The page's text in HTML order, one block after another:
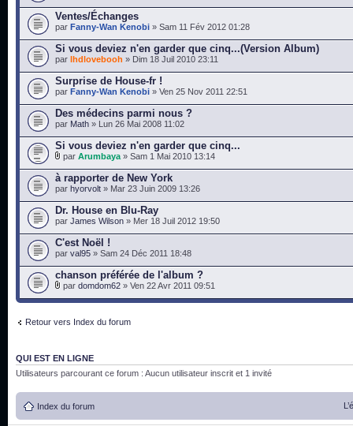
Ventes/Échanges
par Fanny-Wan Kenobi » Sam 11 Fév 2012 01:28
Si vous deviez n'en garder que cinq...(Version Album)
par lhdlovebooh » Dim 18 Juil 2010 23:11
Surprise de House-fr !
par Fanny-Wan Kenobi » Ven 25 Nov 2011 22:51
Des médecins parmi nous ?
par Math » Lun 26 Mai 2008 11:02
Si vous deviez n'en garder que cinq...
par Arumbaya » Sam 1 Mai 2010 13:14
à rapporter de New York
par hyorvolt » Mar 23 Juin 2009 13:26
Dr. House en Blu-Ray
par James Wilson » Mer 18 Juil 2012 19:50
C'est Noël !
par val95 » Sam 24 Déc 2011 18:48
chanson préférée de l'album ?
par domdom62 » Ven 22 Avr 2011 09:51
Retour vers Index du forum
QUI EST EN LIGNE
Utilisateurs parcourant ce forum : Aucun utilisateur inscrit et 1 invité
Index du forum